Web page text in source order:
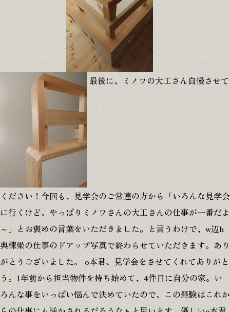
最後に、ミノワの大工さん自慢させて
ください！今回も、見学会のご常連の方から「いろんな見学会
に行くけど、やっぱりミノワさんの大工さんの仕事が一番だよ
～」とお褒めの言葉をいただきました。と言うわけで、w辺h
典棟梁の仕事のドアップ写真で終わらせていただきます。あり
がとうございました。 o本君、見学会をさせてくれてありがと
う。1年前から担当物件を持ち始めて、4件目に自分の家。い
ろんな事をいっぱい悩んで決めていたので、この経験はこれか